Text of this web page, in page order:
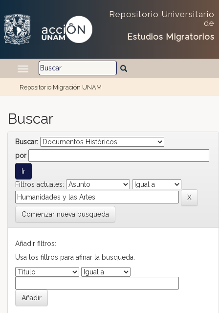
Repositorio Universitario
de
Estudios Migratorios
Repositorio Migración UNAM
Buscar
Buscar:
por
Filtros actuales:
Comenzar nueva busqueda
Añadir filtros:
Usa los filtros para afinar la busqueda.